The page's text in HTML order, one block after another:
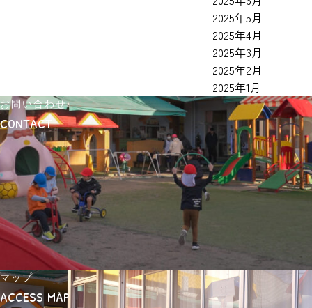
2025年5月
2025年4月
2025年3月
2025年2月
2025年1月
お問い合わせ
contact
マップ
access map